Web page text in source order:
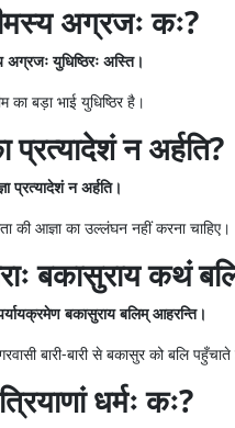
अग्रजः कः?
अग्रजः युधिष्ठिरः अस्ति।
का बड़ा भाई युधिष्ठिर है।
न अर्हति?
प्रत्यादेशं न अर्हति।
की आज्ञा का उल्लंघन नहीं करना चाहिए।
बकासुराय कथं
पर्यायक्रमेण बकासुराय बलिम् आहरन्ति।
बारी-बारी से बकासुर को बलि
धर्मः कः?